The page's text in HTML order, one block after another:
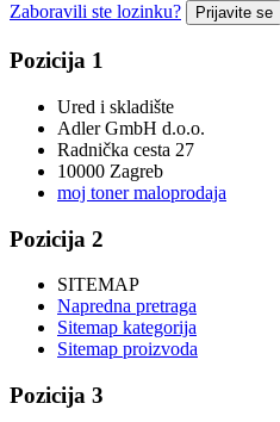
Zaboravili ste lozinku? Prijavite se
Pozicija 1
Ured i skladište
Adler GmbH d.o.o.
Radnička cesta 27
10000 Zagreb
moj toner maloprodaja
Pozicija 2
SITEMAP
Napredna pretraga
Sitemap kategorija
Sitemap proizvoda
Pozicija 3